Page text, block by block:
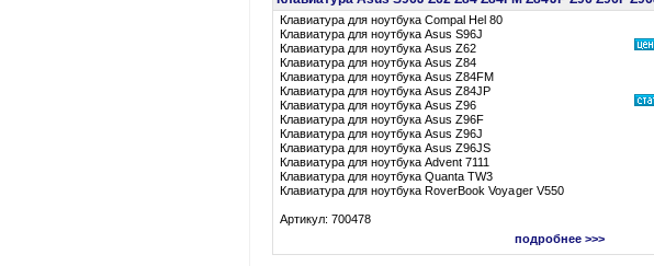
Клавиатура для ноутбука Compal Hel 80
Клавиатура для ноутбука Asus S96J
Клавиатура для ноутбука Asus Z62
Клавиатура для ноутбука Asus Z84
Клавиатура для ноутбука Asus Z84FM
Клавиатура для ноутбука Asus Z84JP
Клавиатура для ноутбука Asus Z96
Клавиатура для ноутбука Asus Z96F
Клавиатура для ноутбука Asus Z96J
Клавиатура для ноутбука Asus Z96JS
Клавиатура для ноутбука Advent 7111
Клавиатура для ноутбука Quanta TW3
Клавиатура для ноутбука RoverBook Voyager V550
Артикул: 700478
подробнее >>>